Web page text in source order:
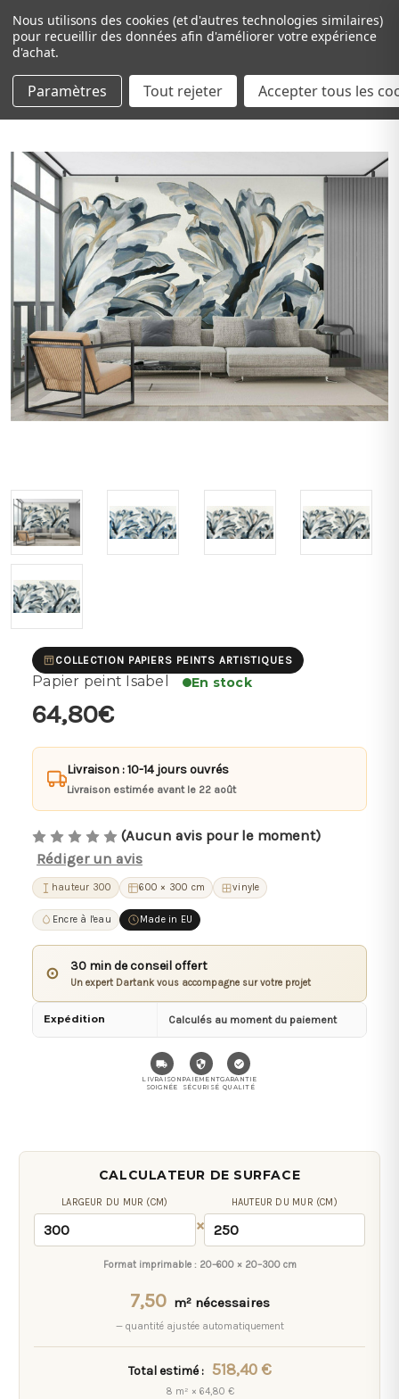
Passer au contenu principal
COLLECTION PAPIERS PEINTS ARTISTIQUES
Papier peint Isabel En stock
64,80€
Livraison : 10-14 jours ouvrés
Livraison estimée avant le 22 août
(Aucun avis pour le moment)
Rédiger un avis
hauteur 300 600 × 300 cm vinyle
Encre à l'eau Made in EU
⊙ 30 min de conseil offert
Un expert Dartank vous accompagne sur votre projet
Expédition Calculés au moment du paiement
LIVRAISON
SOIGNÉE
PAIEMENT
SÉCURISÉ
GARANTIE
QUALITÉ
CALCULATEUR DE SURFACE
LARGEUR DU MUR (CM)
×
HAUTEUR DU MUR (CM)
Format imprimable : 20–600 × 20–300 cm
7,50 m² nécessaires
— quantité ajustée automatiquement
Total estimé : 518,40 €
8 m² × 64,80 €
Nous utilisons des cookies (et d'autres technologies similaires)
pour recueillir des données afin d'améliorer votre expérience
d'achat.
Paramètres Tout rejeter Accepter tous les